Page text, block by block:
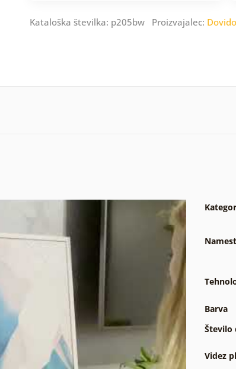
Kataloška številka: p205bw Proizvajalec: Dovido
Barva
Število
Videz